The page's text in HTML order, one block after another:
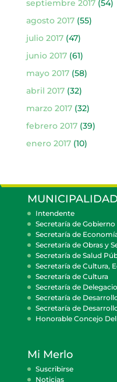
septiembre 2017(54)
agosto 2017(55)
julio 2017(47)
junio 2017(61)
mayo 2017(58)
abril 2017(32)
marzo 2017(32)
febrero 2017(39)
enero 2017(10)
MUNICIPALIDAD
Intendente
Secretaría de Gobierno
Secretaría de
Secretaría de Obras y
Secretaría de Salud
Secretaría de Cultura,
Secretaría de Cultura
Secretaría de
Secretaría de
Secretaría de
Honorable Concejo
Mi Merlo
Suscribirse
Noticias